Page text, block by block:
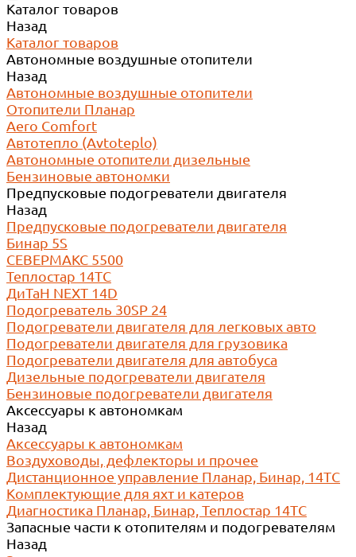
Каталог товаров
Назад
Каталог товаров
Автономные воздушные отопители
Назад
Автономные воздушные отопители
Отопители Планар
Aero Comfort
Автотепло (Avtoteplo)
Автономные отопители дизельные
Бензиновые автономки
Предпусковые подогреватели двигателя
Назад
Предпусковые подогреватели двигателя
Бинар 5S
СЕВЕРМАКС 5500
Теплостар 14ТС
ДиТаН NEXT 14D
Подогреватель 30SP 24
Подогреватели двигателя для легковых авто
Подогреватели двигателя для грузовика
Подогреватели двигателя для автобуса
Дизельные подогреватели двигателя
Бензиновые подогреватели двигателя
Аксессуары к автономкам
Назад
Аксессуары к автономкам
Воздуховоды, дефлекторы и прочее
Дистанционное управление Планар, Бинар, 14ТС
Комплектующие для яхт и катеров
Диагностика Планар, Бинар, Теплостар 14ТС
Запасные части к отопителям и подогревателям
Назад